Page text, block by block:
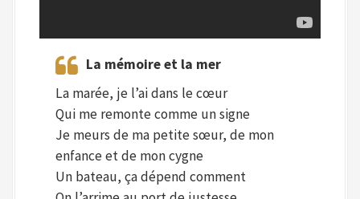
La mémoire et la mer
La marée, je l’ai dans le cœur
Qui me remonte comme un signe
Je meurs de ma petite sœur, de mon
enfance et de mon cygne
Un bateau, ça dépend comment